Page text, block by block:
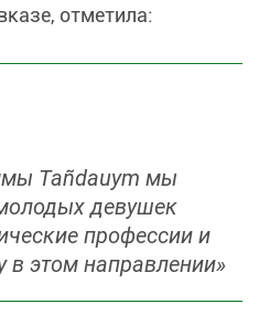
отметила:
Tañdauym мы
девушек
профессии и
в этом направлении»